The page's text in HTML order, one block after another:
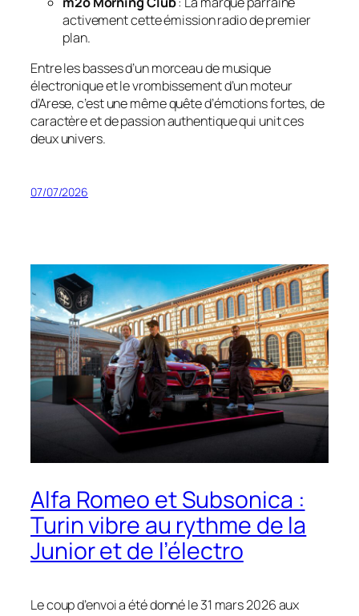
activement cette émission radio de premier
plan.
Entre les basses d’un morceau de musique
électronique et le vrombissement d’un moteur
d’Arese, c’est une même quête d’émotions fortes, de
caractère et de passion authentique qui unit ces
deux univers.
07/07/2026
Alfa Romeo et Subsonica :
Turin vibre au rythme de la
Junior et de l’électro
Le coup d’envoi a été donné le 31 mars 2026 aux